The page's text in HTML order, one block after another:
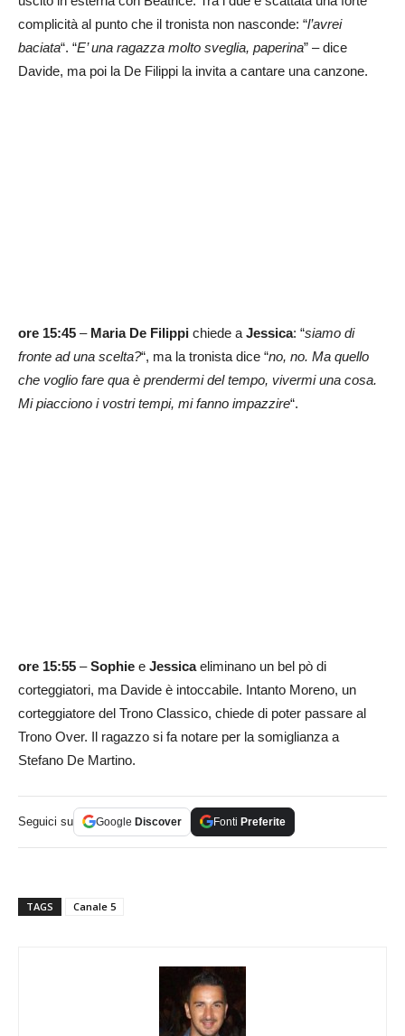
complicità al punto che il tronista non nasconde: “l’avrei
baciata“. “E’ una ragazza molto sveglia, paperina” – dice
Davide, ma poi la De Filippi la invita a cantare una canzone.
ore 15:45 – Maria De Filippi chiede a Jessica: “siamo di
fronte ad una scelta?“, ma la tronista dice “no, no. Ma quello
che voglio fare qua è prendermi del tempo, vivermi una cosa.
Mi piacciono i vostri tempi, mi fanno impazzire“.
ore 15:55 –Sophie e Jessicaeliminano un bel pò di
corteggiatori, ma Davide è intoccabile. Intanto Moreno, un
corteggiatore del Trono Classico, chiede di poter passare al
Trono Over. Il ragazzo si fa notare per la somiglianza a
Stefano De Martino.
Seguici su Google Discover Fonti Preferite
TAGS Canale 5